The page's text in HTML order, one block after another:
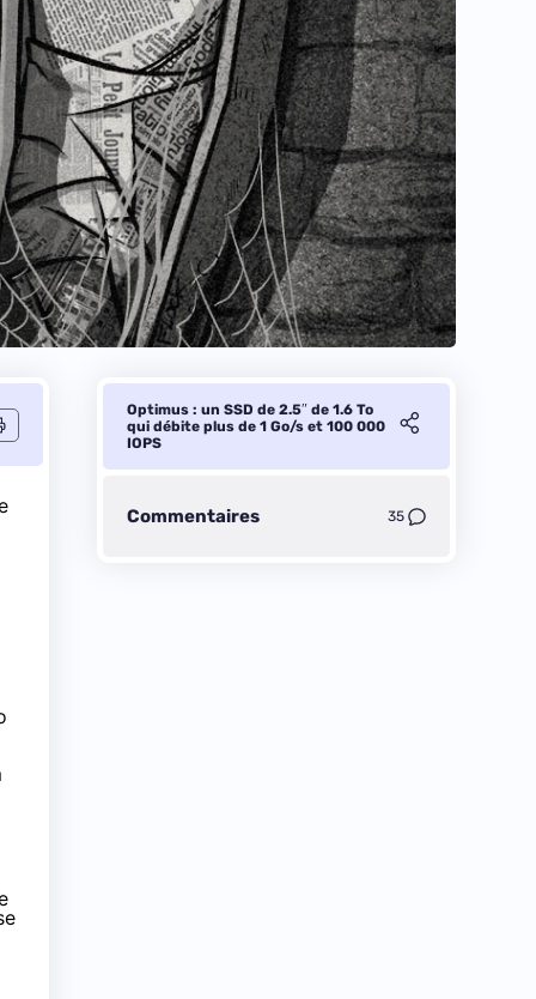
Optimus : un SSD de 2.5″ de 1.6 To
qui débite plus de 1 Go/s et 100 000
IOPS
Commentaires 35